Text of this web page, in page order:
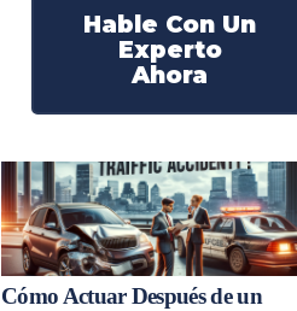
Hable Con Un
Experto
Ahora
Cómo Actuar Después de un